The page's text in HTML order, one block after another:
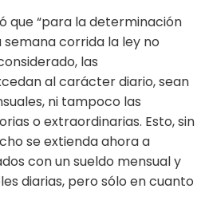
que “para la determinación
corrida la ley no
las
al carácter diario, sean
ni tampoco las
o extraordinarias. Esto, sin
se extienda ahora a
con un sueldo mensual y
diarias, pero sólo en cuanto